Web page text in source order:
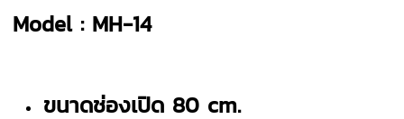
Model : MH-14
ขนาดช่องเปิด 80 cm.